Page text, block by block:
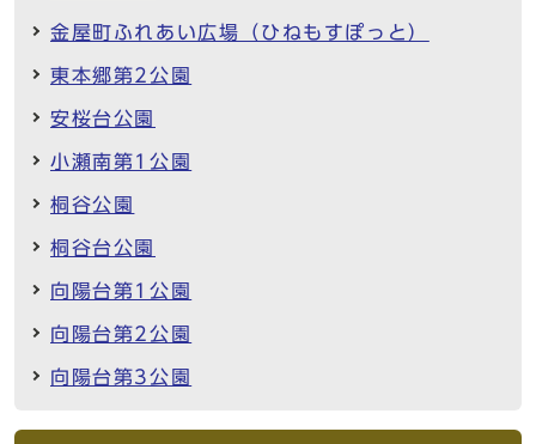
金屋町ふれあい広場（ひねもすぽっと）
東本郷第2公園
安桜台公園
小瀬南第1公園
桐谷公園
桐谷台公園
向陽台第1公園
向陽台第2公園
向陽台第3公園